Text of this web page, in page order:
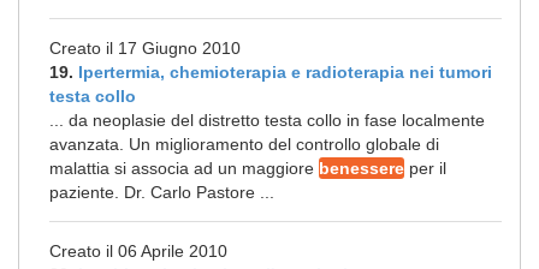
Creato il 17 Giugno 2010
19. Ipertermia, chemioterapia e radioterapia nei tumori
testa collo
... da neoplasie del distretto testa collo in fase localmente
avanzata. Un miglioramento del controllo globale di
malattia si associa ad un maggiore benessere per il
paziente. Dr. Carlo Pastore ...
Creato il 06 Aprile 2010